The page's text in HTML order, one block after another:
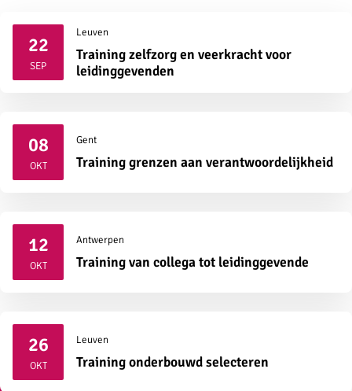
22
SEP2026
Leuven
Training zelfzorg en veerkracht voor
leidinggevenden
08
OKT2026
Gent
Training grenzen aan verantwoordelijkheid
12
OKT2026
Antwerpen
Training van collega tot leidinggevende
26
OKT2026
Leuven
Training onderbouwd selecteren